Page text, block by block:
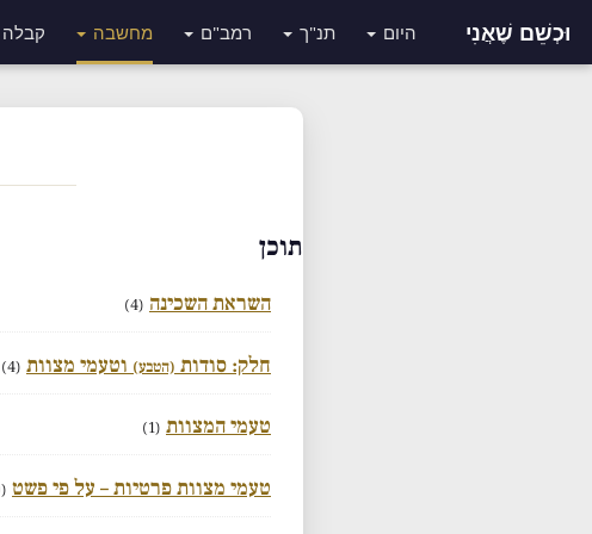
וּכְשֵׁם שֶׁאֲנִי היום תנ"ך רמב"ם מחשבה קבלה
תוכן
השראת השכינה (4)
חלק: סודות (הטבע) וטעמי מצוות (4)
טעמי המצוות (1)
טעמי מצוות פרטיות – על פי פשט (10)